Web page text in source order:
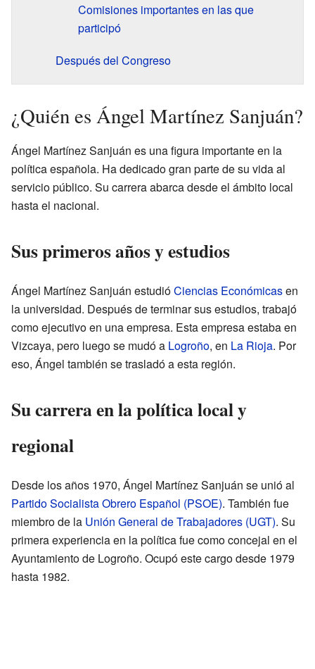
Comisiones importantes en las que
participó
Después del Congreso
¿Quién es Ángel Martínez Sanjuán?
Ángel Martínez Sanjuán es una figura importante en la
política española. Ha dedicado gran parte de su vida al
servicio público. Su carrera abarca desde el ámbito local
hasta el nacional.
Sus primeros años y estudios
Ángel Martínez Sanjuán estudióCiencias Económicasen
la universidad. Después de terminar sus estudios, trabajó
como ejecutivo en una empresa. Esta empresa estaba en
Vizcaya, pero luego se mudó a Logroño, en La Rioja. Por
eso, Ángel también se trasladó a esta región.
Su carrera en la política local y
regional
Desde los años 1970, Ángel Martínez Sanjuán se unió al
Partido Socialista Obrero Español (PSOE). También fue
miembro de la Unión General de Trabajadores (UGT). Su
primera experiencia en la política fue como concejal en el
Ayuntamiento de Logroño. Ocupó este cargo desde 1979
hasta 1982.